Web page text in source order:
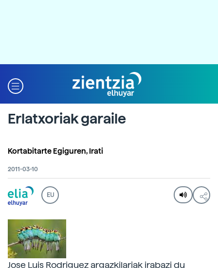
Erlatxoriak garaile
Kortabitarte Egiguren, Irati
2011-03-10
EU
Jose Luis Rodriguez argazkilariak irabazi du